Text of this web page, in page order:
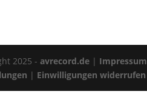
2025 -avrecord.de | Impressum
| Einwilligungen widerrufen